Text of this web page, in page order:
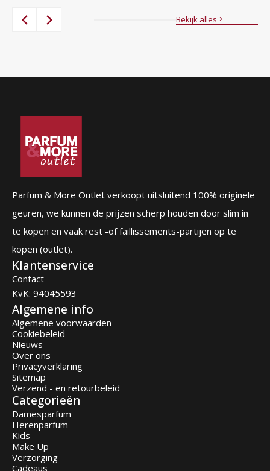
Bekijk alles
Parfum & More Outlet verkoopt uitsluitend 100% originele
geuren, we kunnen de prijzen scherp houden door slim in
te kopen en vaak rest -of faillissements-partijen op te
kopen (outlet).
Klantenservice
Contact
KvK: 94045593
Algemene info
Algemene voorwaarden
Cookiebeleid
Nieuws
Over ons
Privacyverklaring
Sitemap
Verzend - en retourbeleid
Categorieën
Damesparfum
Herenparfum
Kids
Make Up
Verzorging
Cadeaus